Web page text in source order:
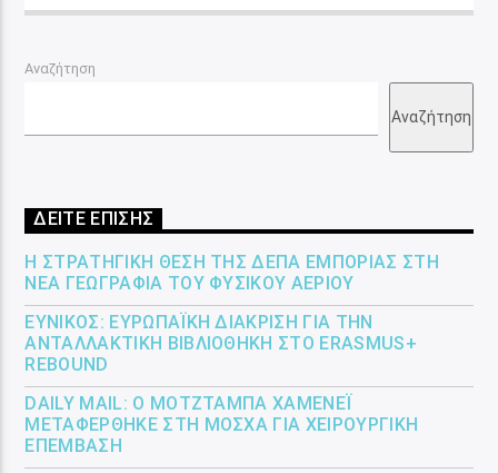
Αναζήτηση
Αναζήτηση
ΔΕΙΤΕ ΕΠΙΣΗΣ
Η ΣΤΡΑΤΗΓΙΚΉ ΘΈΣΗ ΤΗΣ ΔΕΠΑ ΕΜΠΟΡΊΑΣ ΣΤΗ
ΝΈΑ ΓΕΩΓΡΑΦΊΑ ΤΟΥ ΦΥΣΙΚΟΎ ΑΕΡΊΟΥ
ΕΎΝΙΚΟΣ: ΕΥΡΩΠΑΪΚΉ ΔΙΆΚΡΙΣΗ ΓΙΑ ΤΗΝ
ΑΝΤΑΛΛΑΚΤΙΚΉ ΒΙΒΛΙΟΘΉΚΗ ΣΤΟ ERASMUS+
REBOUND
DAILY MAIL: Ο ΜΟΤΖΤΆΜΠΑ ΧΑΜΕΝΕΪ́
ΜΕΤΑΦΈΡΘΗΚΕ ΣΤΗ ΜΌΣΧΑ ΓΙΑ ΧΕΙΡΟΥΡΓΙΚΉ
ΕΠΈΜΒΑΣΗ